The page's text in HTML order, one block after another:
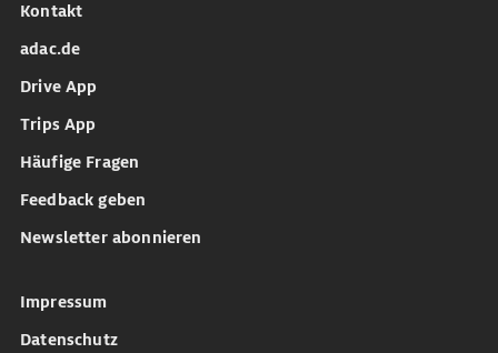
Kontakt
adac.de
Drive App
Trips App
Häufige Fragen
Feedback geben
Newsletter abonnieren
Impressum
Datenschutz